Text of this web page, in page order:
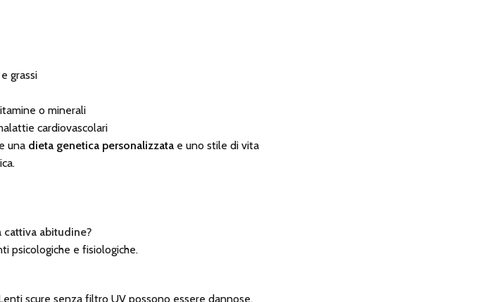
grassi
o minerali
cardiovascolari
una dieta genetica personalizzatae uno stile di vita
cattiva abitudine?
psicologiche e fisiologiche.
scure senza filtro UV possono essere dannose.